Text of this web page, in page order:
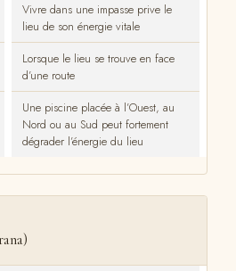
Vivre dans une impasse prive le
lieu de son énergie vitale
Lorsque le lieu se trouve en face
d’une route
Une piscine placée à l’Ouest, au
Nord ou au Sud peut fortement
dégrader l’énergie du lieu